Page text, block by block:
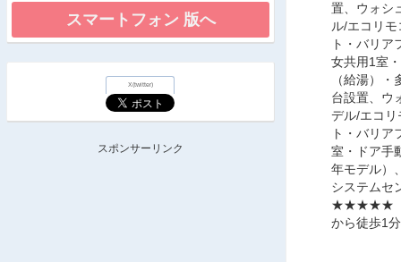
置、ウォシ
ル/エコリ
ト・バリ
女共用1室
（給湯）
台設置、ウ
デル/エコ
ト・バリ
室・ドア手
年モデル）
システムセ
★★★★★（
から徒歩1
X(twitter)
スポンサーリンク